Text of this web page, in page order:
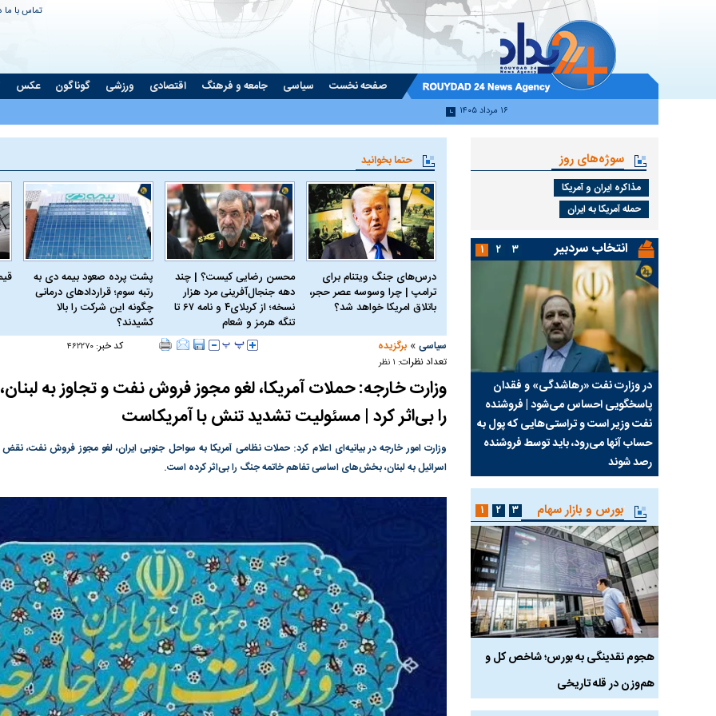
تماس با ما
صفحه نخست سیاسی جامعه و فرهنگ اقتصادی ورزشی گوناگون عکس
۱۶ مرداد ۱۴۰۵
حتما بخوانید
درس‌های جنگ ویتنام برای
ترامپ | چرا وسوسه عصر حجر،
باتلاق امریکا خواهد شد؟
محسن رضایی کیست؟ | چند
دهه جنجال‌آفرینی مرد هزار
نسخه؛ از کربلای۴ و نامه ۶۷ تا
تنگه هرمز و شعام
پشت پرده صعود بیمه دی به
رتبه سوم؛ قراردادهای درمانی
چگونه این شرکت را بالا
کشیدند؟
سیاسی » برگزیده کد خبر: ۴۶۲۲۷۰
تعداد نظرات: ۱ نظر
وزارت خارجه: حملات آمریکا، لغو مجوز فروش نفت و تجاوز به
را بی‌اثر کرد | مسئولیت تشدید تنش با آمریکاست
وزارت امور خارجه در بیانیه‌ای اعلام کرد: حملات نظامی آمریکا به سواحل جنوبی ایران، لغو مجوز فروش نفت، نقض
اسرائیل به لبنان، بخش‌های اساسی تفاهم خاتمه جنگ را بی‌اثر کرده است.
سوژه‌های روز
مذاکره ایران و آمریکا
حمله آمریکا به ایران
انتخاب سردبیر
در وزارت نفت «رهاشدگی» و فقدان
پاسخگویی احساس می‌شود | فروشنده
نفت وزیر است و تراستی‌هایی که پول به
حساب آنها می‌رود، باید توسط فروشنده
رصد شوند
چرا رویای آمریکایی سرنگونی رژیم و
نابودی محور مقاومت تعبیر نشد؟ | پشت
پرده تجارت پهپاد‌ ۱۵۰۰ دلاری که
واشنگتن را زمین زد
مطالعه رفتار هیستریک صدا و سیما علیه
کمپین نه به اعدام
در وزارت نفت
پاسخگویی
حساب آنها
۱ ۲ ۳
بورس و بازار سهام
هجوم نقدینگی به بورس؛ شاخص کل و
هم‌وزن در قله تاریخی
بورس تهران رکورد شکست سیگنال مثبت دیپلماسی به بورس
هجوم نقدینگی
هم‌وزن در قله
۱ ۲ ۳